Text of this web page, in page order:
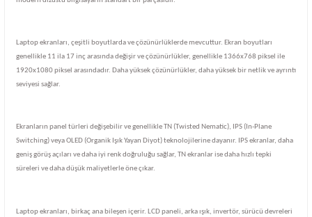
Laptop ekranları, çeşitli boyutlarda ve çözünürlüklerde mevcuttur. Ekran boyutları
genellikle 11 ila 17 inç arasında değişir ve çözünürlükler, genellikle 1366x768 piksel ile
1920x1080 piksel arasındadır. Daha yüksek çözünürlükler, daha yüksek bir netlik ve ayrıntı
seviyesi sağlar.
Ekranların panel türleri değişebilir ve genellikle TN (Twisted Nematic), IPS (In-Plane
Switching) veya OLED (Organik Işık Yayan Diyot) teknolojilerine dayanır. IPS ekranlar, daha
geniş görüş açıları ve daha iyi renk doğruluğu sağlar, TN ekranlar ise daha hızlı tepki
süreleri ve daha düşük maliyetlerle öne çıkar.
Laptop ekranları, birkaç ana bileşen içerir. LCD paneli, arka ışık, invertör, sürücü devreleri